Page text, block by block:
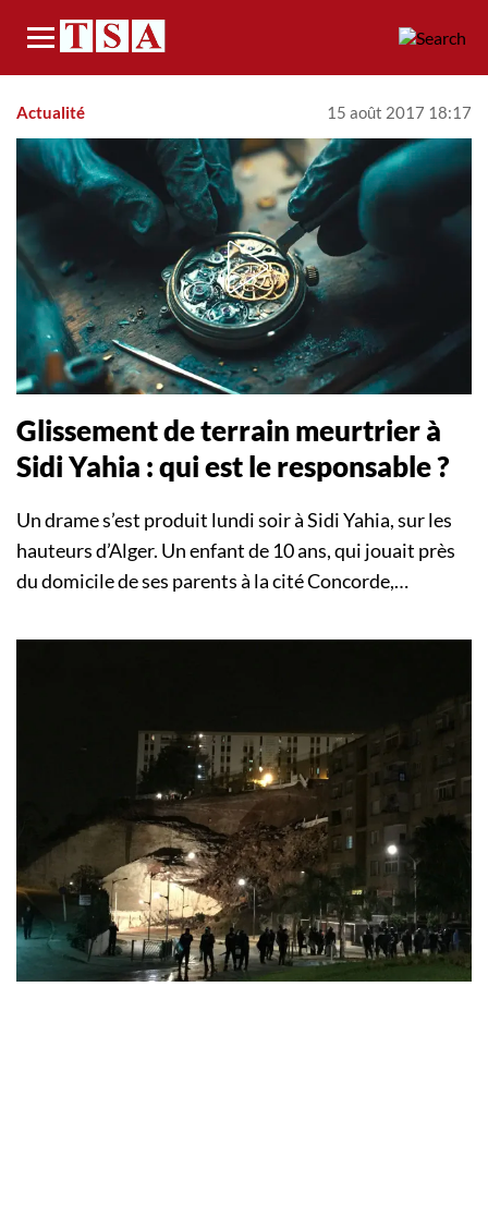
Menu
Actualité 15 août 2017 18:17
Glissement de terrain meurtrier à
Sidi Yahia : qui est le responsable ?
Un drame s’est produit lundi soir à Sidi Yahia, sur les
hauteurs d’Alger. Un enfant de 10 ans, qui jouait près
du domicile de ses parents à la cité Concorde,…